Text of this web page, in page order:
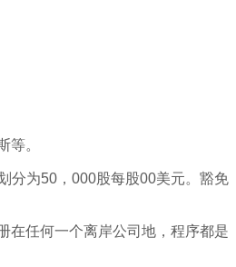
等。
分为50，000股每股00美元。豁免
在任何一个离岸公司地，程序都是